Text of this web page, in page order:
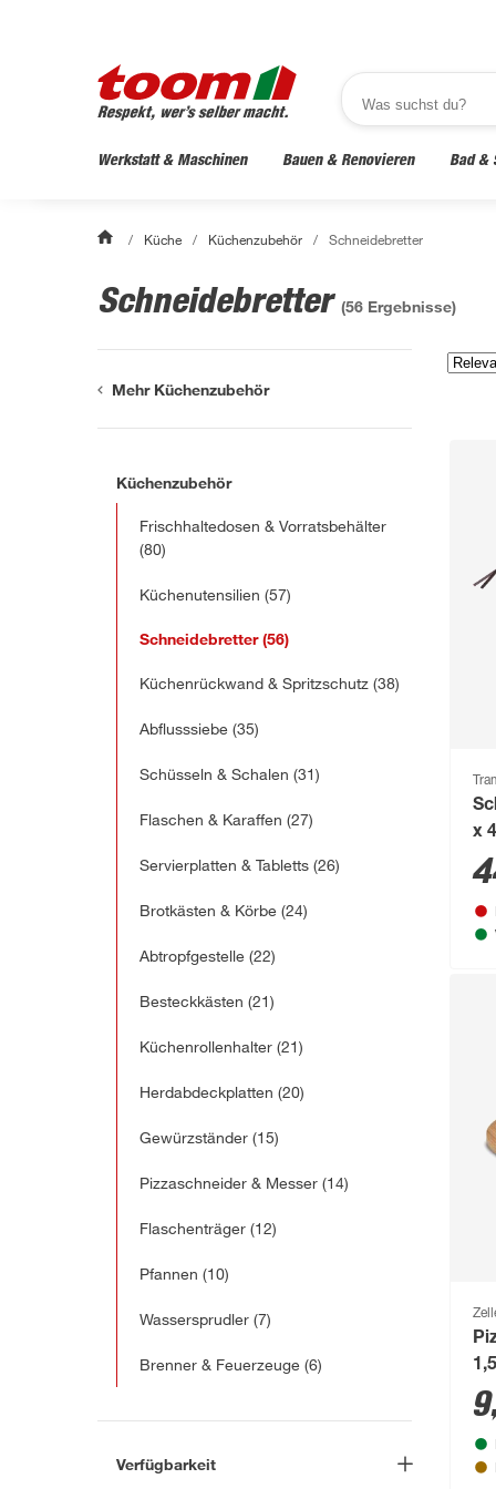
Werkstatt & Maschinen Bauen & Renovieren Bad &
/ Küche / Küchenzubehör / Schneidebretter
Schneidebretter (56 Ergebnisse)
Mehr Küchenzubehör
Küchenzubehör
Frischhaltedosen & Vorratsbehälter
(80)
Küchenutensilien (57)
Schneidebretter(56)
Küchenrückwand & Spritzschutz (38)
Abflusssiebe (35)
Schüsseln & Schalen (31)
Flaschen & Karaffen (27)
Servierplatten & Tabletts (26)
Brotkästen & Körbe (24)
Abtropfgestelle (22)
Besteckkästen (21)
Küchenrollenhalter (21)
Herdabdeckplatten (20)
Gewürzständer (15)
Pizzaschneider & Messer (14)
Flaschenträger (12)
Pfannen (10)
Wassersprudler (7)
Brenner & Feuerzeuge (6)
Verfügbarkeit
x
9